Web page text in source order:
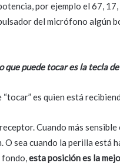
por ejemplo el 67,
del micrófono algún
que puede tocar es la tecla
es quien está
Cuando más
O sea cuando la perilla está
fondo,esta posición es la